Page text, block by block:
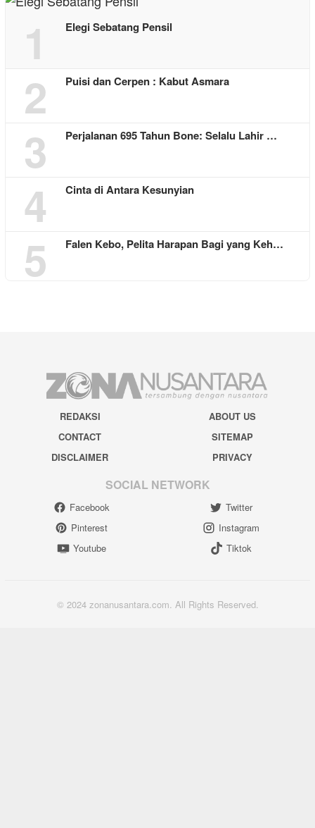
1 Elegi Sebatang Pensil
2 Puisi dan Cerpen : Kabut Asmara
3 Perjalanan 695 Tahun Bone: Selalu Lahir …
4 Cinta di Antara Kesunyian
5 Falen Kebo, Pelita Harapan Bagi yang Keh…
REDAKSI
ABOUT US
CONTACT
SITEMAP
DISCLAIMER
PRIVACY
SOCIAL NETWORK
Facebook
Twitter
Pinterest
Instagram
Youtube
Tiktok
© 2024 zonanusantara.com. All Rights Reserved.